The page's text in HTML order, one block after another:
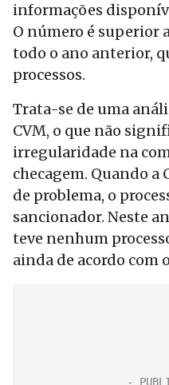
informações
O número é superior
todo o ano anterior,
processos.
Trata-se de uma
CVM, o que não
irregularidade na
checagem. Quando
de problema, o
sancionador. Neste
teve nenhum
ainda de acordo com